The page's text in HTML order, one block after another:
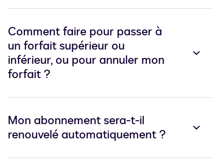
Comment faire pour passer à
un forfait supérieur ou
inférieur, ou pour annuler mon
forfait ?
Mon abonnement sera-t-il
renouvelé automatiquement ?